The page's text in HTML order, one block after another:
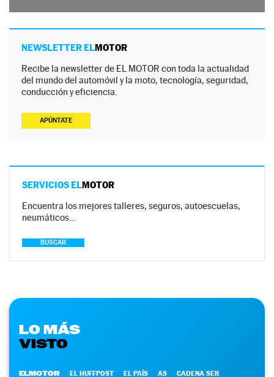
NEWSLETTER ELMOTOR
Recibe la newsletter de EL MOTOR con toda la actualidad
del mundo del automóvil y la moto, tecnología, seguridad,
conducción y eficiencia.
APÚNTATE
SERVICIOS ELMOTOR
Encuentra los mejores talleres, seguros, autoescuelas,
neumáticos…
BUSCAR
LO MÁS
VISTO
ELMOTOR EL HUFFPOST EL PAÍS AS CADENA SER